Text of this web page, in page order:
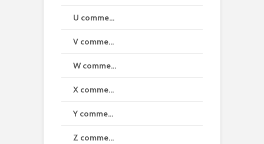
U comme…
V comme…
W comme…
X comme…
Y comme…
Z comme…